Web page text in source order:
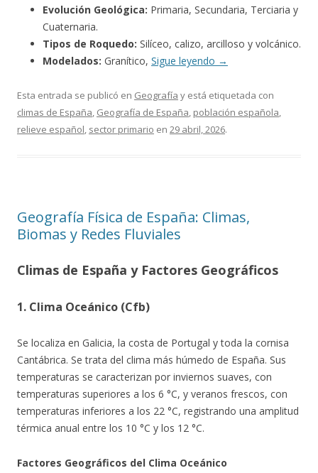
Evolución Geológica: Primaria, Secundaria, Terciaria y
Cuaternaria.
Tipos de Roquedo: Silíceo, calizo, arcilloso y volcánico.
Modelados: Granítico, Sigue leyendo →
Esta entrada se publicó en Geografía y está etiquetada con
climas de España, Geografía de España, población española,
relieve español, sector primario en 29 abril, 2026.
Geografía Física de España: Climas,
Biomas y Redes Fluviales
Climas de España y Factores Geográficos
1. Clima Oceánico (Cfb)
Se localiza en Galicia, la costa de Portugal y toda la cornisa
Cantábrica. Se trata del clima más húmedo de España. Sus
temperaturas se caracterizan por inviernos suaves, con
temperaturas superiores a los 6 °C, y veranos frescos, con
temperaturas inferiores a los 22 °C, registrando una amplitud
térmica anual entre los 10 °C y los 12 °C.
Factores Geográficos del Clima Oceánico